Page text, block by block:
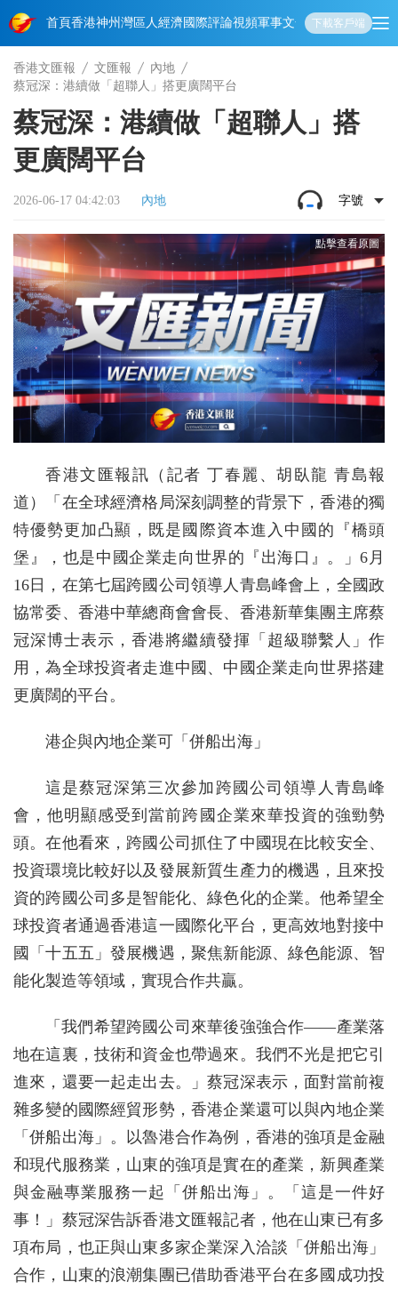
首頁香港神州 灣區人經濟國際評論視頻軍事文化 娛樂生活教育體
下載客戶端
香港文匯報 文匯報
內地
蔡冠深：港續做「超聯人」搭更廣闊平台
蔡冠深：港續做「超聯人」搭
更廣闊平台
2026-06-17 04:42:03 內地 字號
香港文匯報訊（記者 丁春麗、胡臥龍 青島報
道）「在全球經濟格局深刻調整的背景下，香港的獨
特優勢更加凸顯，既是國際資本進入中國的『橋頭
堡』，也是中國企業走向世界的『出海口』。」6月
16日，在第七屆跨國公司領導人青島峰會上，全國政
協常委、香港中華總商會會長、香港新華集團主席蔡
冠深博士表示，香港將繼續發揮「超級聯繫人」作
用，為全球投資者走進中國、中國企業走向世界搭建
更廣闊的平台。
港企與內地企業可「併船出海」
這是蔡冠深第三次參加跨國公司領導人青島峰
會，他明顯感受到當前跨國企業來華投資的強勁勢
頭。在他看來，跨國公司抓住了中國現在比較安全、
投資環境比較好以及發展新質生產力的機遇，且來投
資的跨國公司多是智能化、綠色化的企業。他希望全
球投資者通過香港這一國際化平台，更高效地對接中
國「十五五」發展機遇，聚焦新能源、綠色能源、智
能化製造等領域，實現合作共贏。
「我們希望跨國公司來華後強強合作——產業落
地在這裏，技術和資金也帶過來。我們不光是把它引
進來，還要一起走出去。」蔡冠深表示，面對當前複
雜多變的國際經貿形勢，香港企業還可以與內地企業
「併船出海」。以魯港合作為例，香港的強項是金融
和現代服務業，山東的強項是實在的產業，新興產業
與金融專業服務一起「併船出海」。「這是一件好
事！」蔡冠深告訴香港文匯報記者，他在山東已有多
項布局，也正與山東多家企業深入洽談「併船出海」
合作，山東的浪潮集團已借助香港平台在多國成功投